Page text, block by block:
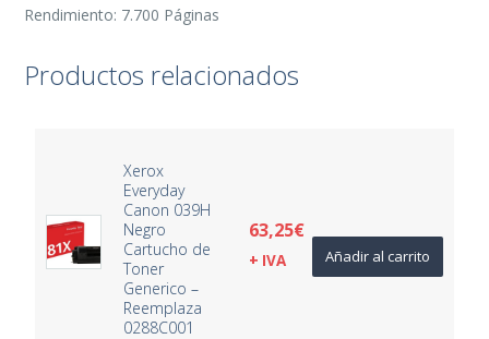
Rendimiento: 7.700 Páginas
Productos relacionados
Xerox
Everyday
Canon 039H
Negro
Cartucho de
Toner
Generico –
Reemplaza
0288C001
63,25€
+ IVA Añadir al carrito